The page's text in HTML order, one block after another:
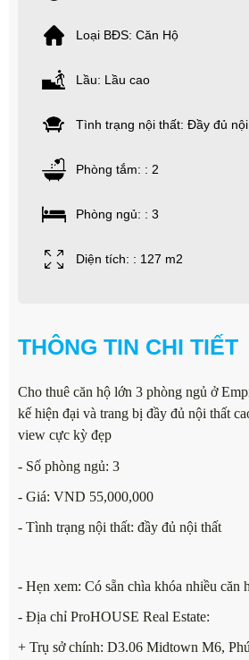
Loại BĐS: Căn Hộ
Lầu: Lầu cao
Tình trạng nội thất: Đầy đủ
Phòng tắm: : 2
Phòng ngủ: : 3
Diện tích: : 127 m2
THÔNG TIN CHI TIẾT
Cho thuê căn hộ lớn 3 phòng ngủ ở
kế hiện đại và trang bị đầy đủ nội thất
view cực kỳ đẹp
- Số phòng ngủ: 3
- Giá: VND 55,000,000
- Tình trạng nội thất: đầy đủ nội thất
- Hẹn xem: Có sẵn chìa khóa nhiều căn
- Địa chỉ ProHOUSE Real Estate:
+ Trụ sở chính: D3.06 Midtown M6,